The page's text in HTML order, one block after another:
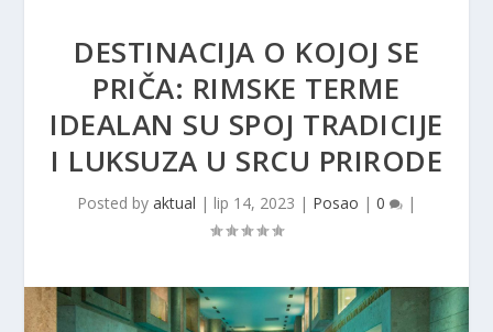
DESTINACIJA O KOJOJ SE
PRIČA: RIMSKE TERME
IDEALAN SU SPOJ TRADICIJE
I LUKSUZA U SRCU PRIRODE
Posted by aktual | lip 14, 2023 | Posao | 0 |